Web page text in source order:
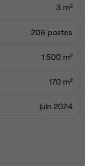
3 m²
206 postes
1 500 m²
170 m²
juin 2024